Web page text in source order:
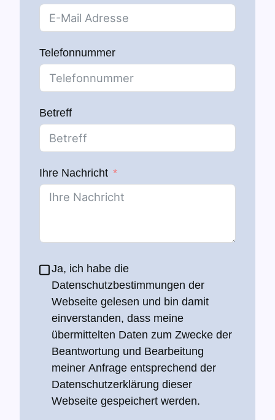
Telefonnummer
Betreff
Ihre Nachricht
Ja, ich habe die
Datenschutzbestimmungen der
Webseite gelesen und bin damit
einverstanden, dass meine
übermittelten Daten zum Zwecke der
Beantwortung und Bearbeitung
meiner Anfrage entsprechend der
Datenschutzerklärung dieser
Webseite gespeichert werden.